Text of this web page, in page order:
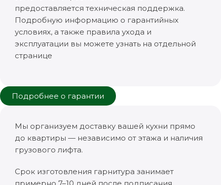
предоставляется техническая поддержка.
Подробную информацию о гарантийных
условиях, а также правила ухода и
эксплуатации вы можете узнать на отдельной
странице
Подробнее о гарантии
Мы организуем доставку вашей кухни прямо
до квартиры — независимо от этажа и наличия
грузового лифта.
Срок изготовления гарнитура занимает